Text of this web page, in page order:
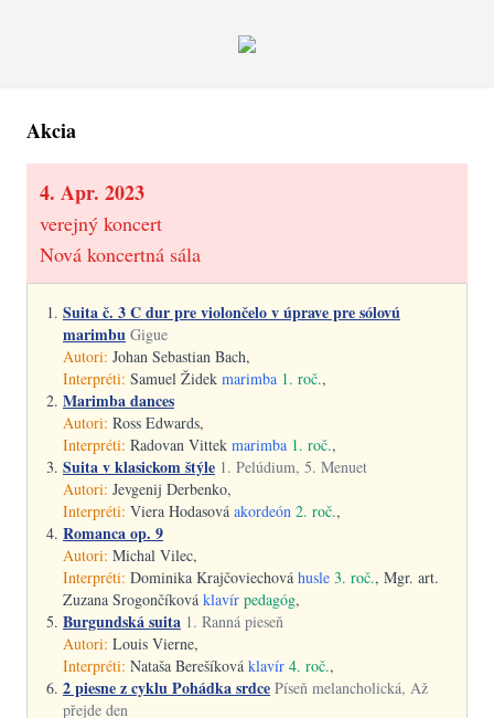
Akcia
4. Apr. 2023
verejný koncert
Nová koncertná sála
Suita č. 3 C dur pre violončelo v úprave pre sólovú
marimbu Gigue
Autori: Johan Sebastian Bach,
Interpréti: Samuel Židek marimba 1. roč.,
Marimba dances
Autori: Ross Edwards,
Interpréti: Radovan Vittek marimba 1. roč.,
Suita v klasickom štýle 1. Pelúdium, 5. Menuet
Autori: Jevgenij Derbenko,
Interpréti: Viera Hodasová akordeón 2. roč.,
Romanca op. 9
Autori: Michal Vilec,
Interpréti: Dominika Krajčoviechová husle 3. roč., Mgr. art.
Zuzana Srogončíková klavír pedagóg,
Burgundská suita 1. Ranná pieseň
Autori: Louis Vierne,
Interpréti: Nataša Berešíková klavír 4. roč.,
2 piesne z cyklu Pohádka srdce Píseň melancholická, Až
přejde den